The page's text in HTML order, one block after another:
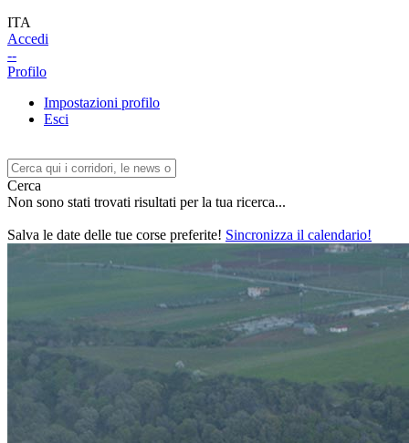
ITA
Accedi
--
Profilo
Impostazioni profilo
Esci
Cerca
Non sono stati trovati risultati per la tua ricerca...
Salva le date delle tue corse preferite! Sincronizza il calendario!